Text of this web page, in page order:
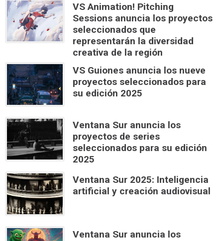
VS Animation! Pitching
Sessions anuncia los proyectos
seleccionados que
representarán la diversidad
creativa de la región
VS Guiones anuncia los nueve
proyectos seleccionados para
su edición 2025
Ventana Sur anuncia los
proyectos de series
seleccionados para su edición
2025
Ventana Sur 2025: Inteligencia
artificial y creación audiovisual
Ventana Sur anuncia los